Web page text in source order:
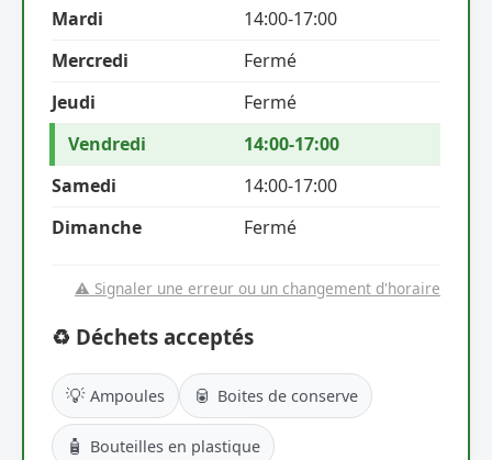
Mardi
14:00-17:00
Mercredi
Fermé
Jeudi
Fermé
Vendredi
14:00-17:00
Samedi
14:00-17:00
Dimanche
Fermé
⚠️ Signaler une erreur ou un changement d'horaire
♻️ Déchets acceptés
💡 Ampoules 🥫 Boites de conserve
🧴 Bouteilles en plastique